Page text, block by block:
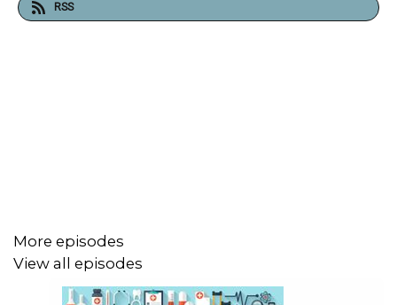
RSS
More episodes
View all episodes